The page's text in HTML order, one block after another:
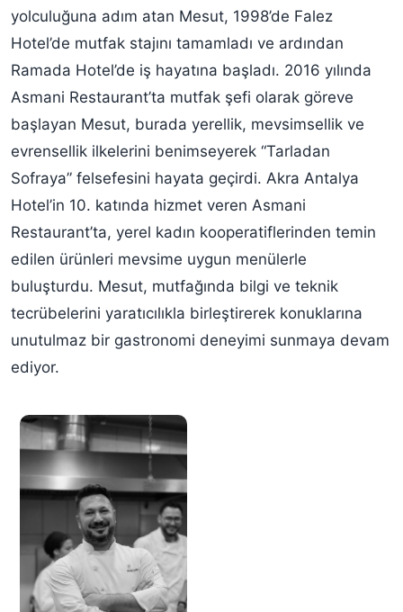
yolculuğuna adım atan Mesut, 1998’de Falez
Hotel’de mutfak stajını tamamladı ve ardından
Ramada Hotel’de iş hayatına başladı. 2016 yılında
Asmani Restaurant’ta mutfak şefi olarak göreve
başlayan Mesut, burada yerellik, mevsimsellik ve
evrensellik ilkelerini benimseyerek “Tarladan
Sofraya” felsefesini hayata geçirdi. Akra Antalya
Hotel’in 10. katında hizmet veren Asmani
Restaurant’ta, yerel kadın kooperatiflerinden temin
edilen ürünleri mevsime uygun menülerle
buluşturdu. Mesut, mutfağında bilgi ve teknik
tecrübelerini yaratıcılıkla birleştirerek konuklarına
unutulmaz bir gastronomi deneyimi sunmaya devam
ediyor.